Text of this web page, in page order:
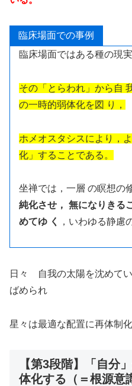
臨床場面での事例
臨床場面ではある種の現
その「とらわれ」から自
の一時的弱体化を図 り，
ホメオスタシスにより，
化」することである。
坐禅では，一層 の瞑想の
純化させ， 無になりきる
めてゆ く
，いわゆる静慮
日々 自我の太陽を沈めて
ばめられ
星々は最適な配置に再体制
【第3段階】「自分
体化する（＝根源意